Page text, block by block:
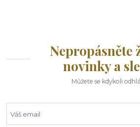
Nepropásněte
novinky a
Můžete se kdykoli